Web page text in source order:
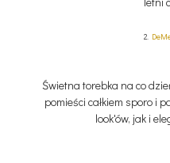
2.
Świetna torebka na co
pomieści całkiem sporo i
look'ów, jak i